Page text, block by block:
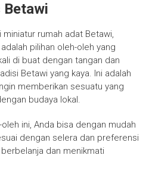
Betawi
rumah adat Betawi,
pilihan oleh-oleh yang
di buat dengan tangan dan
Betawi yang kaya. Ini adalah
memberikan sesuatu yang
budaya lokal.
ini, Anda bisa dengan mudah
dengan selera dan preferensi
dan menikmati